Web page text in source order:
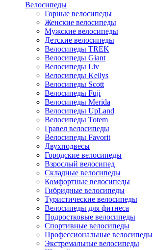
Велосипеды
Горные велосипеды
Женские велосипеды
Мужские велосипеды
Детские велосипеды
Велосипеды TREK
Велосипеды Giant
Велосипеды Liv
Велосипеды Kellys
Велосипеды Scott
Велосипеды Fuji
Велосипеды Merida
Велосипеды UpLand
Велосипеды Totem
Гравел велосипеды
Велосипеды Favorit
Двухподвесы
Городские велосипеды
Взрослый велосипед
Складные велосипеды
Комфортные велосипеды
Гибридные велосипеды
Туристические велосипеды
Велосипеды для фитнеса
Подростковые велосипеды
Спортивные велосипеды
Профессиональные велосипеды
Экстремальные велосипеды